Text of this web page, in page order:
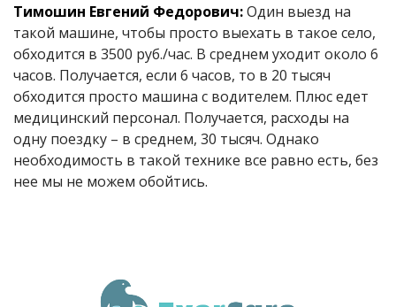
Тимошин Евгений Федорович:Один выезд на
такой машине, чтобы просто выехать в такое село,
обходится в 3500 руб./час. В среднем уходит около 6
часов. Получается, если 6 часов, то в 20 тысяч
обходится просто машина с водителем. Плюс едет
медицинский персонал. Получается, расходы на
одну поездку – в среднем, 30 тысяч. Однако
необходимость в такой технике все равно есть, без
нее мы не можем обойтись.